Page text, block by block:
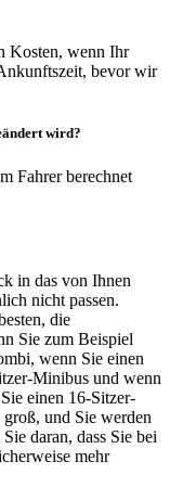
Kosten, wenn Ihr
bevor wir
wird?
Fahrer berechnet
in das von Ihnen
nicht passen.
die
Sie zum Beispiel
wenn Sie einen
Minibus und wenn
einen 16-Sitzer-
und Sie werden
daran, dass Sie bei
mehr